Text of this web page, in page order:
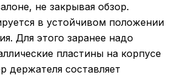
не закрывая обзор.
в устойчивом положении
Для этого заранее надо
пластины на корпусе
держателя составляет